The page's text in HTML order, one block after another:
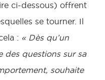
ci-dessous) offrent
se tourner. Il
: « Dès qu’un
des questions sur sa
souhaite